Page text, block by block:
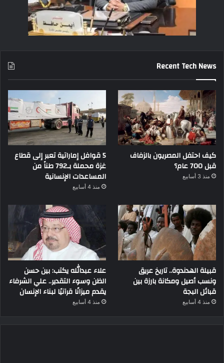
Recent Tech News
كيف احتفل المصريون بالزفاف
قبل 700 عام؟
منذ 3 أسابيع
5 قوافل إماراتية تعبر إلى قطاع
غزة محملة بـ792 طناً من
المساعدات الإنسانية
منذ 4 أسابيع
قبيلة الهدندوة.. تاريخ عريق
ونسب أصيل ومكانة بارزة بين
قبائل البجة
منذ 4 أسابيع
علاء عبدالله يكتب: بين حسن
الظن وسوء التقدير.. علي الشرفاء
يقدم ميزانًا قرآنيًا لبناء الإنسان
منذ 4 أسابيع